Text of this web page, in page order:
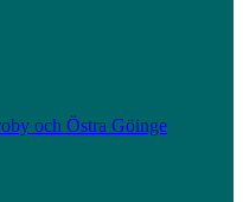
och Östra Göinge